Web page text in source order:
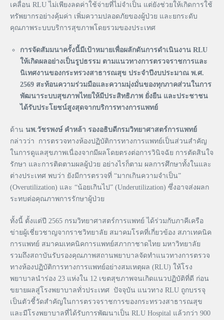
เคลื่อน RLU ไม่เพียงลดค่าใช้จ่ายที่ไม่จำเป็น แต่ยังช่วยให้เกิดการใช้
ทรัพยากรอย่างคุ้มค่า เพิ่มความปลอดภัยของผู้ป่วย และยกระดับ
คุณภาพระบบบริการสุขภาพโดยรวมของประเทศ
การจัดสัมมนาครั้งนี้มีเป้าหมายเพื่อผลักดันการดำเนินงาน RLU
ให้เกิดผลอย่างเป็นรูปธรรม ตามแนวทางการตรวจราชการและ
นิเทศงานของกระทรวงสาธารณสุข ประจำปีงบประมาณ พ.ศ.
2569 สะท้อนความร่วมมือและความมุ่งมั่นของทุกภาคส่วนในการ
พัฒนาระบบสุขภาพไทยให้มีประสิทธิภาพ ยั่งยืน และประชาชน
ได้รับประโยชน์สูงสุดจากบริการทางการแพทย์
ด้าน นพ.วัชรพงษ์ คำหล้า รองอธิบดีกรมวิทยาศาสตร์การแพทย์
กล่าวว่า การตรวจทางห้องปฏิบัติการทางการแพทย์เป็นส่วนสำคัญ
ในการดูแลสุขภาพเนื่องจากมีผลโดยตรงต่อการวินิจฉัย การตัดสินใจ
รักษา และการติดตามผลผู้ป่วย อย่างไรก็ตาม ผลการศึกษาทั้งในและ
ต่างประเทศ พบว่า ยังมีการตรวจที่ “มากเกินความจำเป็น”
(Overutilization) และ “น้อยเกินไป” (Underutilization) ซึ่งอาจส่งผลก
ระทบต่อคุณภาพการรักษาผู้ป่วย
ทั้งนี้ ตั้งแต่ปี 2565 กรมวิทยาศาสตร์การแพทย์ ได้ร่วมกับภาคีเครือ
ข่ายผู้เชี่ยวชาญจากราชวิทยาลัย สมาคมโรคที่เกี่ยวข้อง สภาเทคนิค
การแพทย์ สมาคมเทคนิคการแพทย์สภากาชาดไทย มหาวิทยาลัย
รวมถึงสถาบันรับรองคุณภาพสถานพยาบาลจัดทำแนวทางการตรวจ
ทางห้องปฏิบัติการทางการแพทย์อย่างสมเหตุผล (RLU) ให้โรง
พยาบาลนำร่อง 23 แห่งใน 12 เขตสุขภาพจนเกิดแนวปฏิบัติที่ดี ก่อน
ขยายผลสู่โรงพยาบาลทั่วประเทศ ปัจจุบัน แนวทาง RLU ถูกบรรจุ
เป็นตัวชี้วัดสำคัญในการตรวจราชการของกระทรวงสาธารณสุข
และมีโรงพยาบาลที่ได้รับการพัฒนาเป็น RLU Hospital แล้วกว่า 900